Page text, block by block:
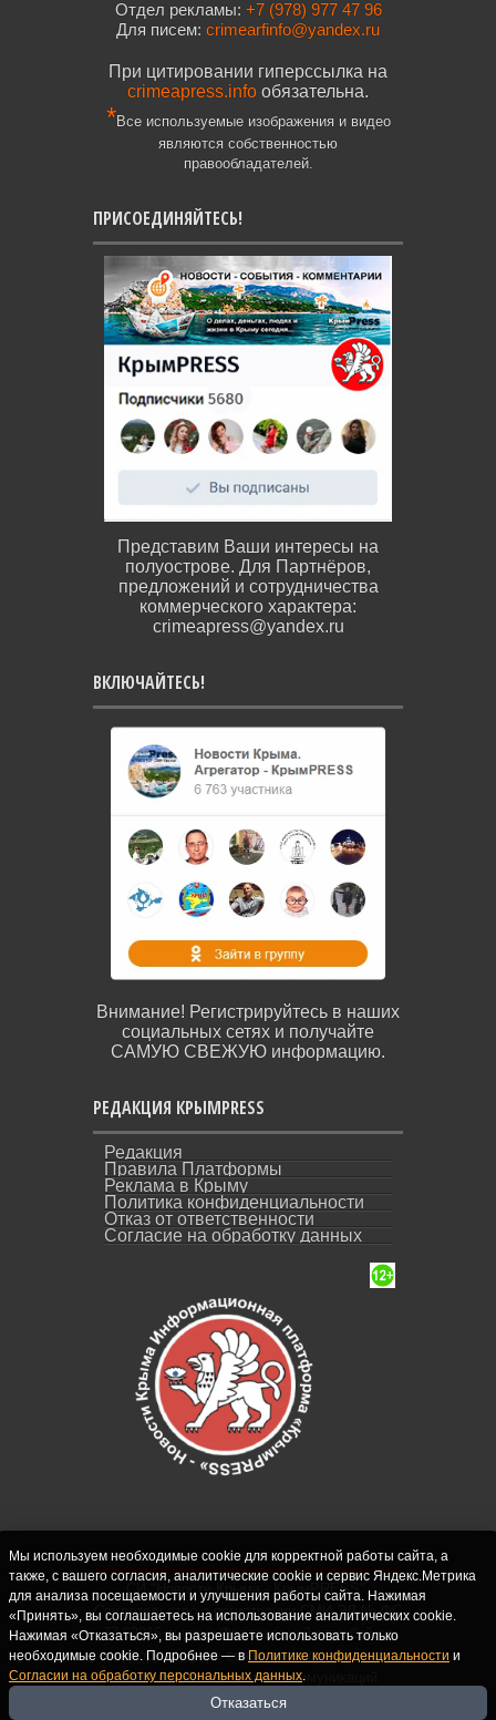
Отдел рекламы: +7 (978) 977 47 96
Для писем: crimearfinfo@yandex.ru
При цитировании гиперссылка на
crimeapress.info обязательна.
*Все используемые изображения и видео
являются собственностью
правообладателей.
ПРИСОЕДИНЯЙТЕСЬ!
Представим Ваши интересы на
полуострове. Для Партнёров,
предложений и сотрудничества
коммерческого характера:
crimeapress@yandex.ru
ВКЛЮЧАЙТЕСЬ!
Внимание! Регистрируйтесь в наших
социальных сетях и получайте
САМУЮ СВЕЖУЮ информацию.
РЕДАКЦИЯ КРЫМPRESS
Редакция
Правила Платформы
Реклама в Крыму
Политика конфиденциальности
Отказ от ответственности
Согласие на обработку данных
СИ "Новости Крыма - КрымPRESS".
Свидетельство о регистрации СМИ ЭЛ № ФС
77-62916 выдано Федеральной службой по
надзору в сфере связи, информационных
технологий и массовых коммуникаций
(Роскомнадзор) 10.09.2015. Учредитель и
Мы используем необходимые cookie для корректной работы сайта, а
также, с вашего согласия, аналитические cookie и сервис Яндекс.Метрика
для анализа посещаемости и улучшения работы сайта. Нажимая
«Принять», вы соглашаетесь на использование аналитических cookie.
Нажимая «Отказаться», вы разрешаете использовать только
необходимые cookie. Подробнее — в Политике конфиденциальности и
Согласии на обработку персональных данных.
Отказаться